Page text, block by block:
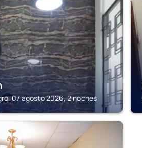
07 agosto 2026, 2 noches